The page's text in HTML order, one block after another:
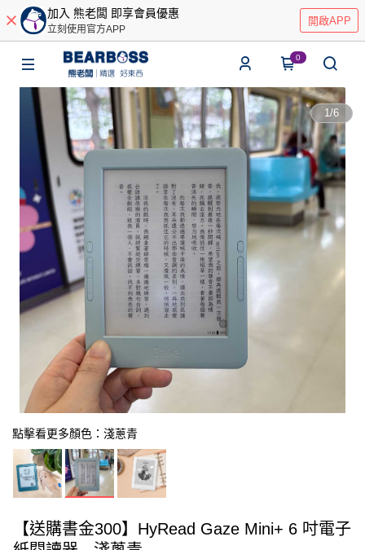
加入 熊老闆 即享會員優惠
立刻使用官方APP
開啟APP
0
1/6
點擊看更多顏色：淺蔥青
【送購書金300】HyRead Gaze Mini+ 6 吋電子